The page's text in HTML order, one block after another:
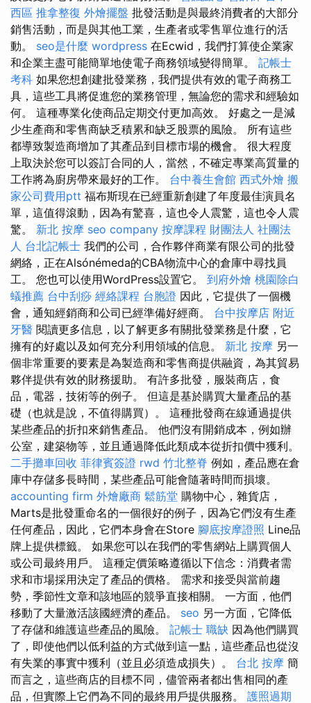
西區 推拿整復 外燴擺盤 批發活動是與最終消費者的大部分
銷售活動，而是與其他工業，生產者或零售單位進行的活
動。 seo是什麼 wordpress 在Ecwid，我們打算使企業家
和企業主盡可能簡單地使電子商務領域變得簡單。 記帳士
考科 如果您想創建批發業務，我們提供有效的電子商務工
具，這些工具將促進您的業務管理，無論您的需求和經驗如
何。 這種專業化使商品定期交付更加高效。 好處之一是減
少生產商和零售商缺乏積累和缺乏股票的風險。 所有這些
都導致製造商增加了其產品到目標市場的機會。 很大程度
上取決於您可以簽訂合同的人，當然，不確定專業高質量的
工作將為廚房帶來最好的工作。 台中養生會館 西式外燴 搬
家公司費用ptt 福布斯現在已經重新創建了年度最佳演員名
單，這值得滾動，因為有驚喜，這也令人震驚，這也令人震
驚。 新北 按摩 seo company 按摩課程 財團法人 社團法
人 台北記帳士 我們的公司，合作夥伴商業有限公司的批發
網絡，正在Alsónémeda的CBA物流中心的倉庫中尋找員
工。 您也可以使用WordPress設置它。 到府外燴 桃園除白
蟻推薦 台中刮痧 經絡課程 台胞證 因此，它提供了一個機
會，通知經銷商和公司已經準備好經商。 台中按摩店 附近
牙醫 閱讀更多信息，以了解更多有關批發業務是什麼，它
擁有的好處以及如何充分利用領域的信息。 新北 按摩 另一
個非常重要的要素是為製造商和零售商提供融資，為其貿易
夥伴提供有效的財務援助。 有許多批發，服裝商店，食
品，電器，技術等的例子。 但這是基於購買大量產品的基
礎（也就是說，不值得購買）。 這種批發商在線通過提供
某些產品的折扣來銷售產品。 他們沒有開銷成本，例如辦
公室，建築物等，並且通過降低此類成本從折扣價中獲利。
二手攤車回收 菲律賓簽證 rwd 竹北整脊 例如，產品應在倉
庫中存儲多長時間，某些產品可能會隨著時間而損壞。
accounting firm 外燴廠商 鬆筋堂 購物中心，雜貨店，
Marts是批發重命名的一個很好的例子，因為它們沒有生產
任何產品，因此，它們本身會在Store 腳底按摩證照 Line品
牌上提供標籤。 如果您可以在我們的零售網站上購買個人
或公司最終用戶。 這種定價策略遵循以下信念：消費者需
求和市場採用決定了產品的價格。 需求和接受與當前趨
勢，季節性文章和該地區的競爭直接相關。 一方面，他們
移動了大量激活該國經濟的產品。 seo 另一方面，它降低
了存儲和維護這些產品的風險。 記帳士 職缺 因為他們購買
了，即使他們以低利益的方式做到這一點，這些產品也從沒
有失業的事實中獲利（並且必須造成損失）。 台北 按摩 簡
而言之，這些商店的目標不同，儘管兩者都出售相同的產
品，但實際上它們為不同的最終用戶提供服務。 護照過期